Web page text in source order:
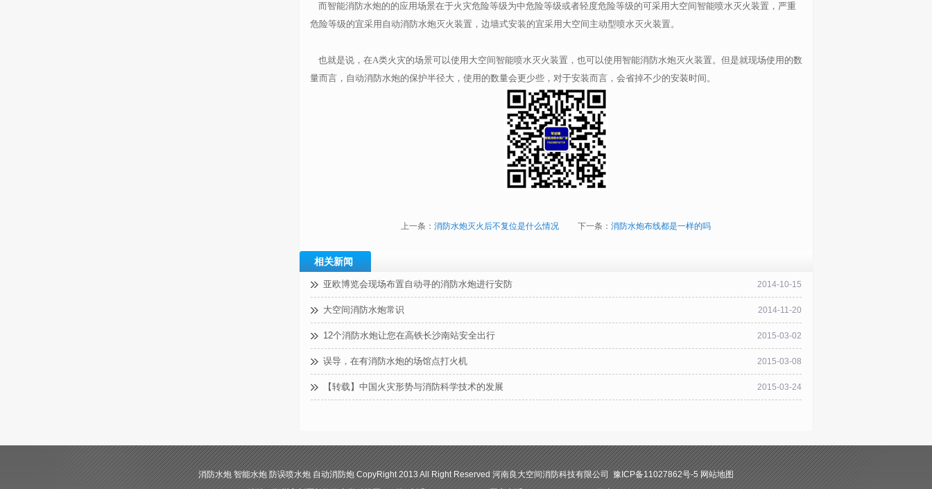
而智能消防水炮的的应用场景在于火灾危险等级为中危险等级或者轻度危险等级的可采用大空间智能喷水灭火装置，严重
危险等级的宜采用自动消防水炮灭火装置，边墙式安装的宜采用大空间主动型喷水灭火装置。
也就是说，在A类火灾的场景可以使用大空间智能喷水灭火装置，也可以使用智能消防水炮灭火装置。但是就现场使用的数
量而言，自动消防水炮的保护半径大，使用的数量会更少些，对于安装而言，会省掉不少的安装时间。
上一条： 消防水炮灭火后不复位是什么情况 下一条： 消防水炮布线都是一样的吗
相关新闻
2014-10-15
亚欧博览会现场布置自动寻的消防水炮进行安防
2014-11-20
大空间消防水炮常识
2015-03-02
12个消防水炮让您在高铁长沙南站安全出行
2015-03-08
误导，在有消防水炮的场馆点打火机
2015-03-24
【转载】中国火灾形势与消防科学技术的发展
消防水炮 智能水炮 防误喷水炮 自动消防炮 CopyRight 2013 All Right Reserved 河南良大空间消防科技有限公司 豫ICP备11027862号-5网站地图